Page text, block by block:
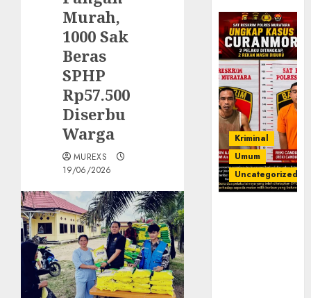
Murah,
1000 Sak
Beras
SPHP
Rp57.500
Diserbu
Warga
MUREXS
19/06/2026
Kriminal
Umum
Uncategorized